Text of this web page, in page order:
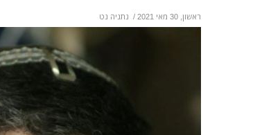
ראשון, 30 מאי 2021 / נתניה נט